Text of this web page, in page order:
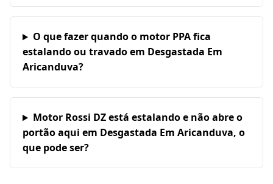
O que fazer quando o motor PPA fica
estalando ou travado em Desgastada Em
Aricanduva?
Motor Rossi DZ está estalando e não abre o
portão aqui em Desgastada Em Aricanduva, o
que pode ser?